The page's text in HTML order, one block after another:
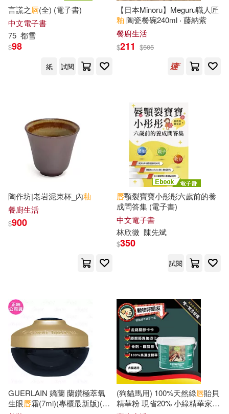
Whittingham and Harrison(2)
さとみち(2)
プレステージ出版(写真集)(2)
マーキュリー(2)
三山のぼる(2) 劉慶(2)
天音佑湖(2)
孟暉(2)
岩下慶子(2) 崔子恩(2)
希澄(2) 懷柔(2)
方勝利FANG Sheng Lih(2)
上海科學技術文獻出版社(4)
廣西師範大學出版社(4)
時報出版(4)
江西高校出版社(4) 滾石(4)
科學出版社(4)
Welcome Music(3)
作家出版社(3)
北京大學醫學出版社(3)
南京大學出版社(3)
言謊之唇(全) (電子書)
中文電子書
75 都雪
$98
紙 試閱
【日本Minoru】Meguru職人匠
釉 陶瓷餐碗240ml ‧ 藤納紫
餐廚生活
$211 $505
陶作坊|老岩泥束杯_內釉
餐廚生活
$900
唇顎裂寶寶小彤彤六歲前的養
成問答集 (電子書)
中文電子書
林欣微 陳先斌
$350
試閱
GUERLAIN 嬌蘭 蘭鑽極萃氧
生眼唇霜(7ml)(專櫃最新版)(公
(狗貓馬用) 100%天然綠唇貽貝
精華粉 現省20% 小綠精華家庭